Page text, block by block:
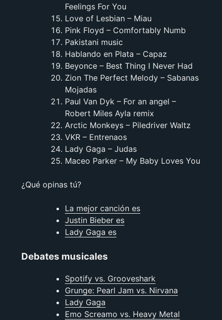
Feelings For You
Love of Lesbian – Miau
Pink Floyd – Comfortably Numb
Pakistani music
Hablando en Plata – Capaz
Beyonce – Best Thing I Never Had
Zion The Perfect Melody – Sabanas
Mojadas
Paul Van Dyk – For an angel –
Robert Miles Ayla remix
Arctic Monkeys – Piledriver Waltz
VKR – Entrenaos
Lady Gaga – Judas
Maceo Parker – My Baby Loves You
¿Qué opinas tú?
La mejor canción es
Justin Bieber es
Lady Gaga es
Debates musicales
Spotify vs. Grooveshark
Grunge: Pearl Jam vs. Nirvana
Lady Gaga
Emo Screamo vs. Heavy Metal